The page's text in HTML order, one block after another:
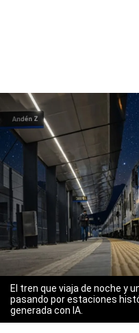
El tren que viaja de noche y
pasando por estaciones
generada con IA.